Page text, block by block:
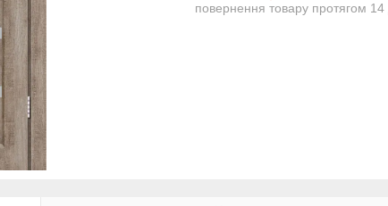
повернення товару протягом 14